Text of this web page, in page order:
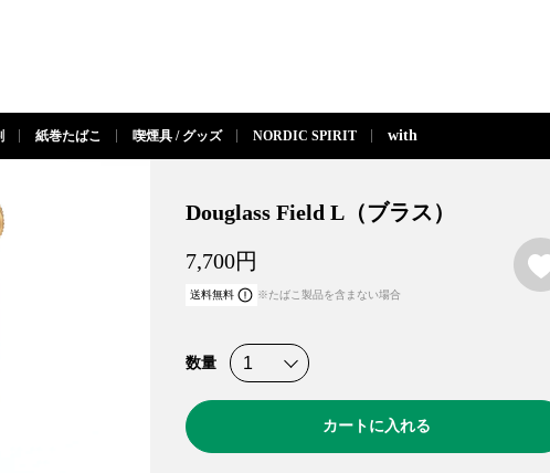
紙巻たばこ 喫煙具 / グッズ NORDIC SPIRIT with
Douglass Field L（ブラス）
7,700円
送料無料 ※たばこ製品を含まない場合
数量
カートに入れる